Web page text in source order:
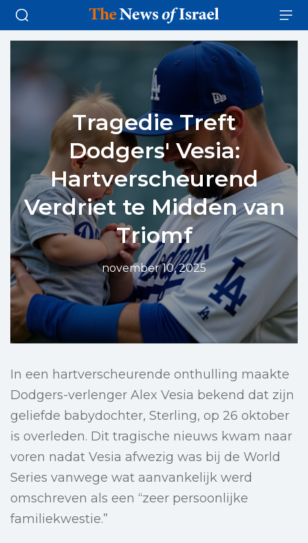
Tragedie Treft
Dodgers' Vesia:
Hartverscheurend
Verdriet te Midden van
Triomf
november 10, 2025
In een hartverscheurende onthulling maakte
Dodgers-verlenger Alex Vesia bekend dat zijn
geliefde babydochter, Sterling, op 26 oktober
is overleden. Dit tragische nieuws kwam naar
voren nadat Vesia afwezig was bij de World
Series vanwege wat aanvankelijk werd
omschreven als een “zeer persoonlijke
familiekwestie.”